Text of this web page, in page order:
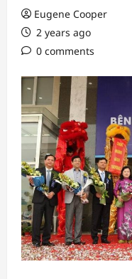
Eugene Cooper
2 years ago
0 comments